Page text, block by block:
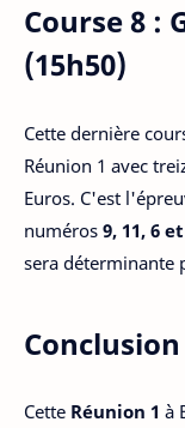
Course 8 :
(15h50)
Cette dernière
Réunion 1 avec
Euros. C'est
numéros 9, 11, 6
sera déterminante
Cette Réunion 1 à